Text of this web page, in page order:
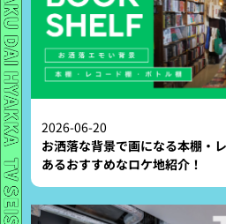
2026-06-20
お洒落な背景で画になる本棚・
あるおすすめなロケ地紹介！